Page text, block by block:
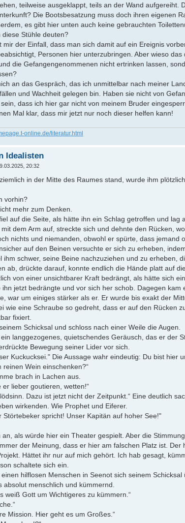
teilweise ausgeklappt, teils an der Wand aufgereiht.
Die Bootsbesatzung muss doch ihren eigenen
es gibt hier unten auch keine gebrauchten
diese Stühle deuten?
mir der Einfall, dass man sich damit auf ein Ereignis
Personen hier unterzubringen. Aber wieso
die Gefangengenommenen nicht ertrinken lassen,
an das Gespräch, das ich unmittelbar nach meiner
und Wachheit gelegen bin. Haben sie nicht von
dass ich hier gar nicht von meinem Bruder
Mal klar, dass mir jetzt nur noch dieser helfen kann!
online.de/literatur.html
Idealisten
20:32
in der Mitte des Raumes stand, wurde ihm
vorhin?
mehr zum Denken.
auf die Seite, als hätte ihn ein Schlag getroffen und lag
dem Arm auf, streckte sich und dehnte den Rücken,
nichts und niemanden, obwohl er spürte, dass jemand
auf den Beinen versuchte er sich zu erheben,
ihm schwer, seine Beine nachzuziehen und zu erheben,
ab, drückte darauf, konnte endlich die Hände platt auf
von einer unsichtbarer Kraft bedrängt, als hätte sich
ihn jetzt bedrängte und vor sich her schob. Dagegen
war um einiges stärker als er. Er wurde bis exakt der
wie eine Schraube so gedreht, dass er auf den Rücken
fixiert.
Schicksal und schloss nach einer Weile die Augen.
langgezogenes, quietschendes Geräusch, das er der
Bewegung seiner Lider vor sich.
Kuckucksei." Die Aussage wahr eindeutig: Du bist hier
reinen Wein einschenken?“
brach in Lachen aus.
er lieber goutieren, wetten!“
Dazu ist jetzt nicht der Zeitpunkt.“ Eine deutlich
wirkenden. Wie Prophet und Eiferer.
Störtebeker spricht! Unser Kapitän auf hoher See!"
an, als würde hier ein Theater gespielt. Aber die
der Meinung, dass er hier am falschen Platz ist.
Hättet ihr nur auf mich gehört. Ich hab gesagt,
schaltete sich ein.
einen hilflosen Menschen in Seenot sich seinem
absolut menschlich und kümmernd.
weiß Gott um Wichtigeres zu kümmern.“
Mission. Hier geht es um Großes.“